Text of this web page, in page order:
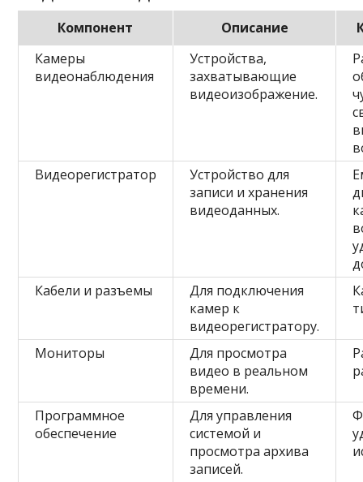
Компонент Описание
Камеры
видеонаблюдения
Устройства,
захватывающие
видеоизображение.
Видеорегистратор
Устройство для
записи и хранения
видеоданных.
Кабели и разъемы
Для подключения
камер к
видеорегистратору.
Мониторы
Для просмотра
видео в реальном
времени.
Программное
обеспечение
Для управления
системой и
просмотра архива
записей.